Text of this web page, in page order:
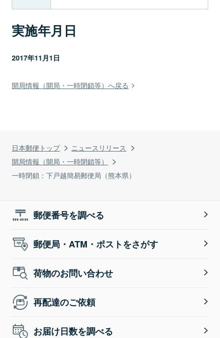
日本郵便トップ
ニュースリリース
開局情報（開局・一時閉鎖等）
一時閉鎖：下戸越簡易郵便局（熊本県）
実施年月日
2017年11月1日
開局情報（開局・一時閉鎖等）へ戻る
郵便番号を調べる
郵便局・ATM・ポストをさがす
荷物のお問い合わせ
再配達のご依頼
お届け日数を調べる